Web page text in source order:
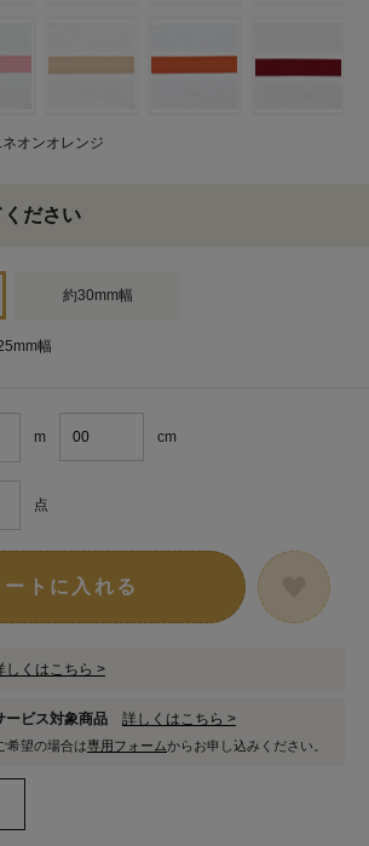
オンオレンジ
ださい
約30mm幅
幅
m cm
点
ートに入れる
しくはこちら >
ービス対象商品 詳しくはこちら >
希望の場合は専用フォームからお申し込みください。